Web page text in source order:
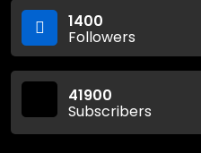
1400
Followers
41900
Subscribers